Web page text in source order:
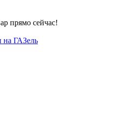
прямо сейчас!
на ГАЗель